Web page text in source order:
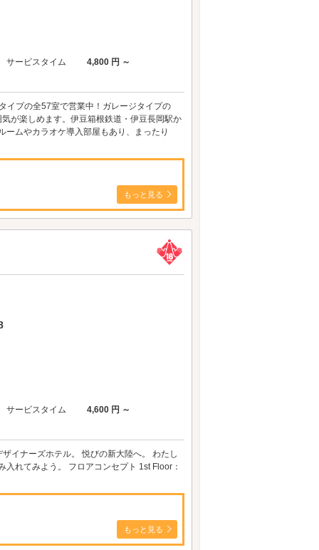
サービスタイム 4,800 円 ～
イプの全57室で営業中！ガレージタイプの
が楽しめます。伊豆箱根鉄道・伊豆長岡駅か
ムやカラオケ導入部屋もあり、まったり
もっと見る
サービスタイム 4,600 円 ～
イナーズホテル。 悦びの新大陸へ。 わたし
れてみよう。 フロアコンセプト 1st Floor：
もっと見る